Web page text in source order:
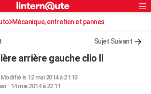
ville
Rechercher
S'inscrire
Connexion
Mécanique, entretien et pannes
Sujet Suivant
arrière gauche clio II
Modifié le 12 mai 2014 à 21:13
- 14 mai 2014 à 22:11